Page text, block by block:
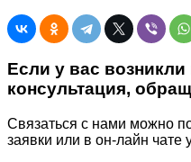
Если у вас
консультация,
Связаться с нами можно
заявки или в он-лайн чате